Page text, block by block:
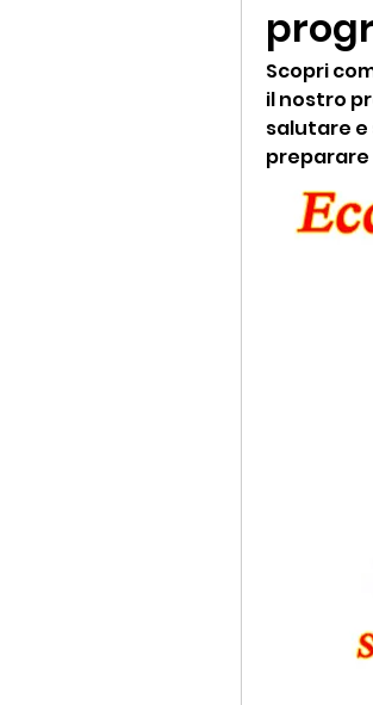
Scopri
il nostro
salutare